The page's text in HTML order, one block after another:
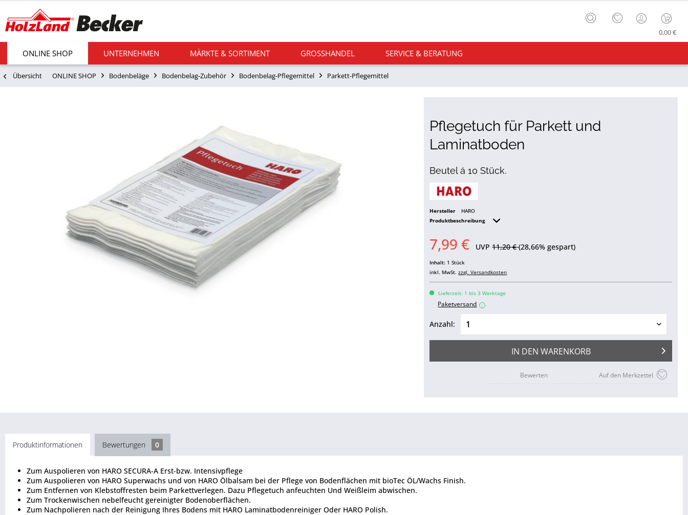
0,00 €
ONLINE SHOP UNTERNEHMEN MÄRKTE & SORTIMENT GROSSHANDEL SERVICE & BERATUNG
Übersicht ONLINE SHOP Bodenbeläge Bodenbelag-Zubehör Bodenbelag-Pflegemittel Parkett-Pflegemittel
Pflegetuch für Parkett und
Laminatboden
Beutel á 10 Stück.
Hersteller
HARO
Produktbeschreibung
7,99 € UVP11,20 €(28,66% gespart)
Inhalt: 1 Stück
inkl. MwSt.zzgl. Versandkosten
Lieferzeit: 1 bis 3 Werktage
Paketversand i
Anzahl:
IN DEN WARENKORB
Auf den Merkzettel
Bewerten
Produktinformationen Bewertungen 0
Zum Auspolieren von HARO SECURA-A Erst-bzw. Intensivpflege
Zum Auspolieren von HARO Superwachs und von HARO Ölbalsam bei der Pflege von Bodenflächen mit bioTec ÖL/Wachs Finish.
Zum Entfernen von Klebstoffresten beim Parkettverlegen. Dazu Pflegetuch anfeuchten Und Weißleim abwischen.
Zum Trockenwischen nebelfeucht gereinigter Bodenoberflächen.
Zum Nachpolieren nach der Reinigung Ihres Bodens mit HARO Laminatbodenreiniger Oder HARO Polish.